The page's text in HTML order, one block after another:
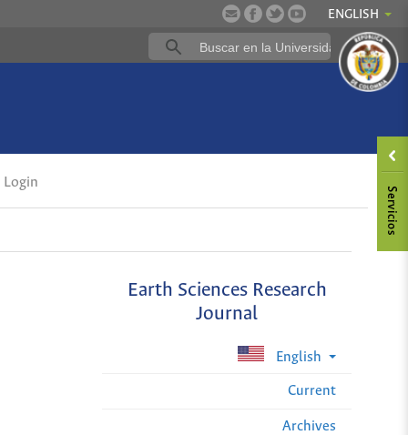
ENGLISH
Login
Earth Sciences Research
Journal
English
Current
Archives